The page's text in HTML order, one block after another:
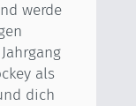
werde
als
dich